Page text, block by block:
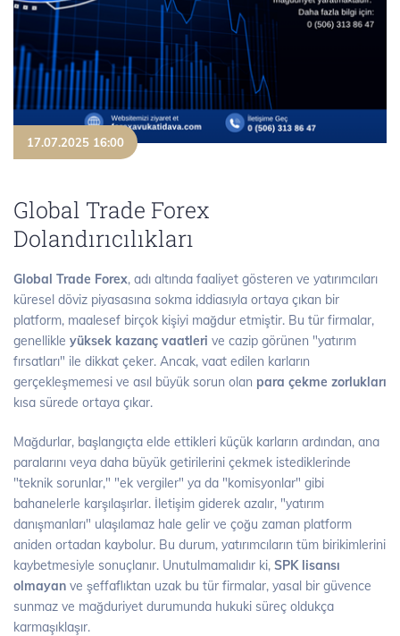
17.07.2025 16:00
Global Trade Forex
Dolandırıcılıkları
Global Trade Forex, adı altında faaliyet gösteren ve yatırımcıları
küresel döviz piyasasına sokma iddiasıyla ortaya çıkan bir
platform, maalesef birçok kişiyi mağdur etmiştir. Bu tür firmalar,
genellikle yüksek kazanç vaatleri ve cazip görünen "yatırım
fırsatları" ile dikkat çeker. Ancak, vaat edilen karların
gerçekleşmemesi ve asıl büyük sorun olan para çekme zorlukları
kısa sürede ortaya çıkar.
Mağdurlar, başlangıçta elde ettikleri küçük karların ardından, ana
paralarını veya daha büyük getirilerini çekmek istediklerinde
"teknik sorunlar," "ek vergiler" ya da "komisyonlar" gibi
bahanelerle karşılaşırlar. İletişim giderek azalır, "yatırım
danışmanları" ulaşılamaz hale gelir ve çoğu zaman platform
aniden ortadan kaybolur. Bu durum, yatırımcıların tüm birikimlerini
kaybetmesiyle sonuçlanır. Unutulmamalıdır ki, SPK lisansı
olmayan ve şeffaflıktan uzak bu tür firmalar, yasal bir güvence
sunmaz ve mağduriyet durumunda hukuki süreç oldukça
karmaşıklaşır.